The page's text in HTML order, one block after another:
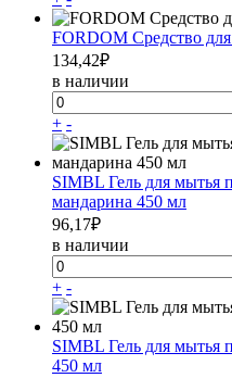
FORDOM Средство
134,42₽
в наличии
+ -
SIMBL Гель для мытья
мандарина 450 мл
96,17₽
в наличии
+ -
SIMBL Гель для мытья
450 мл